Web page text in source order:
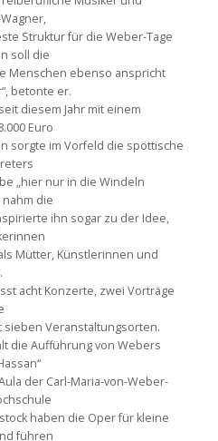
Struktur für die Weber-Tage
soll die
Menschen ebenso anspricht
betonte er.
diesem Jahr mit einem
Euro
sorgte im Vorfeld die spöttische
„hier nur in die Windeln
nahm die
ihn sogar zu der Idee,
Mütter, Künstlerinnen und
acht Konzerte, zwei Vorträge
sieben Veranstaltungsorten.
die Aufführung von Webers
der Carl-Maria-von-Weber-
haben die Oper für kleine
führen